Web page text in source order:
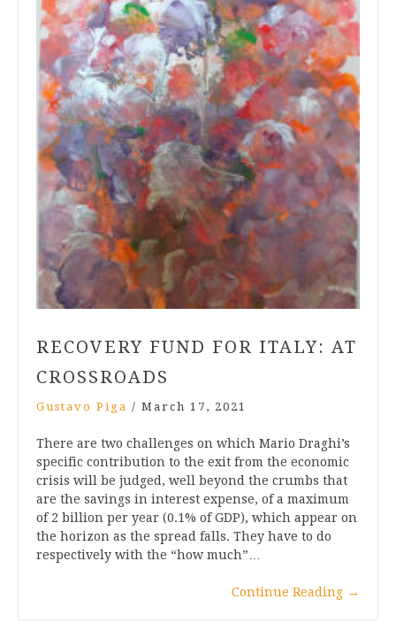
RECOVERY FUND FOR ITALY: AT
CROSSROADS
Gustavo Piga / March 17, 2021
There are two challenges on which Mario Draghi’s
specific contribution to the exit from the economic
crisis will be judged, well beyond the crumbs that
are the savings in interest expense, of a maximum
of 2 billion per year (0.1% of GDP), which appear on
the horizon as the spread falls. They have to do
respectively with the “how much”…
Continue Reading →